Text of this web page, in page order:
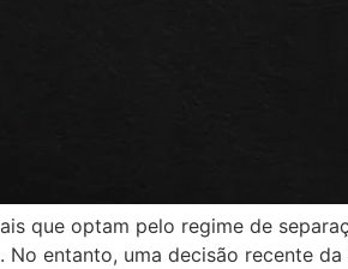
que optam pelo regime de
No entanto, uma decisão recente